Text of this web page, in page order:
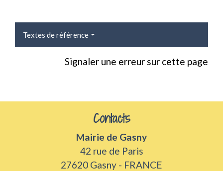
Textes de référence
Signaler une erreur sur cette page
Contacts
Mairie de Gasny
42 rue de Paris
27620 Gasny - FRANCE